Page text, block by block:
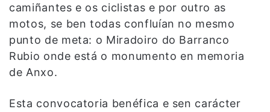
camiñantes e os ciclistas e por outro as
motos, se ben todas confluían no mesmo
punto de meta: o Miradoiro do Barranco
Rubio onde está o monumento en memoria
de Anxo.
Esta convocatoria benéfica e sen carácter